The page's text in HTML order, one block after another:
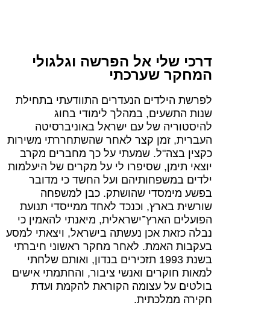
דרכי שלי אל הפרשה וגלגולי
המחקר שערכתי
לפרשת הילדים הנעדרים התוודעתי בתחילת
שנות התשעים, במהלך לימודי בחוג
להיסטוריה של עם ישראל באוניברסיטה
העברית, זמן קצר לאחר שהשתחררתי משירות
כקצין בצה"ל. שמעתי על כך מחברים מקרב
יוצאי תימן, שסיפרו לי על מקרים של היעלמות
ילדים במשפחותיהם ועל החשד כי מדובר
בפשע מימסדי שהושתק. כבן למשפחה
שורשית בארץ, וכנכד לאחד ממייסדי תנועת
הפועלים הארץ־ישראלית, מיאנתי להאמין כי
נבלה כזאת אכן נעשתה בישראל, ויצאתי למסע
בעקבות האמת. לאחר מחקר ראשוני חיברתי
בשנת 1993 תזכירים בנדון, ואותם שלחתי
למאות חוקרים ואנשי ציבור, והחתמתי אישים
בולטים על עצומה הקוראת להקמת ועדת
חקירה ממלכתית.